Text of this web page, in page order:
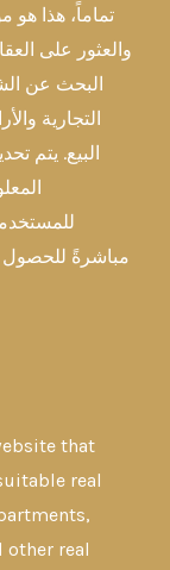
تماماً، هذا
والعثور على
البحث عن
التجارية
البيع. يتم
مباشرةً
that
real
other real